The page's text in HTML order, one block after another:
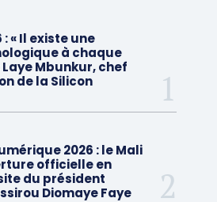
: « Il existe une
à chaque
Mbunkur, chef
de la Silicon
2026 : le Mali
officielle en
du président
Diomaye Faye